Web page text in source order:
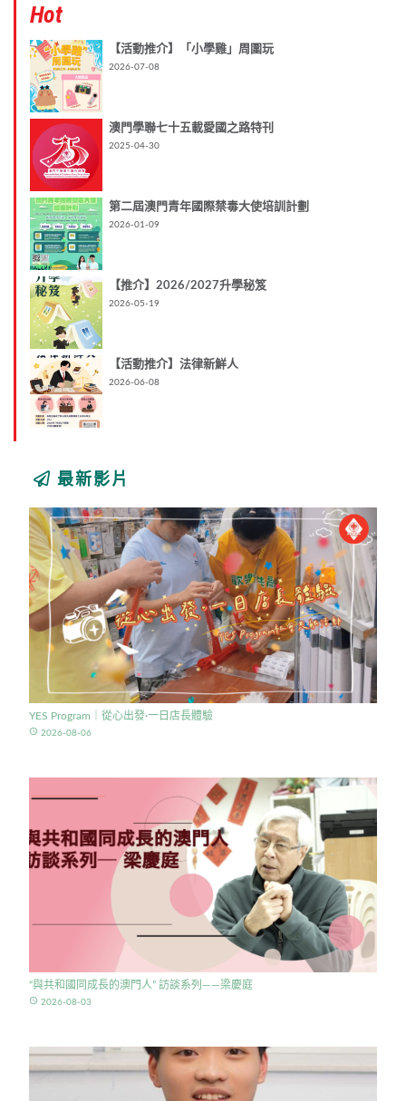
Hot
【活動推介】「小學雞」周圍玩
2026-07-08
澳門學聯七十五載愛國之路特刊
2025-04-30
第二屆澳門青年國際禁毒大使培訓計劃
2026-01-09
【推介】2026/2027升學秘笈
2026-05-19
【活動推介】法律新鮮人
2026-06-08
最新影片
YES Program｜從心出發·一日店長體驗
access_time 2026-08-06
“與共和國同成長的澳門人” 訪談系列——梁慶庭
access_time 2026-08-03